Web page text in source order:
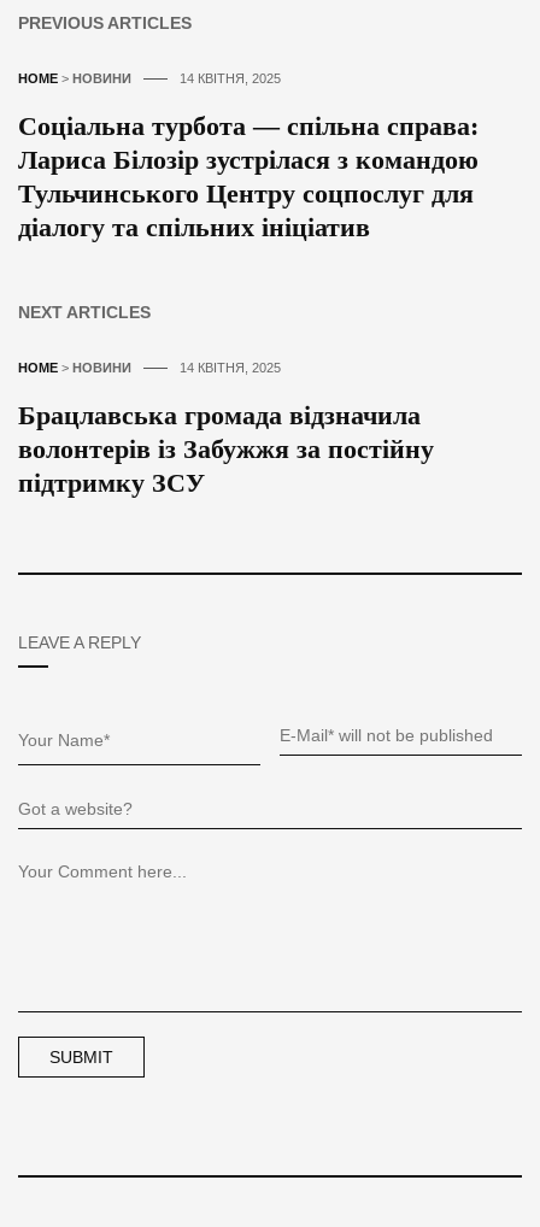
PREVIOUS ARTICLES
HOME > НОВИНИ 14 КВІТНЯ, 2025
Соціальна турбота — спільна справа:
Лариса Білозір зустрілася з командою
Тульчинського Центру соцпослуг для
діалогу та спільних ініціатив
NEXT ARTICLES
HOME > НОВИНИ 14 КВІТНЯ, 2025
Брацлавська громада відзначила
волонтерів із Забужжя за постійну
підтримку ЗСУ
LEAVE A REPLY